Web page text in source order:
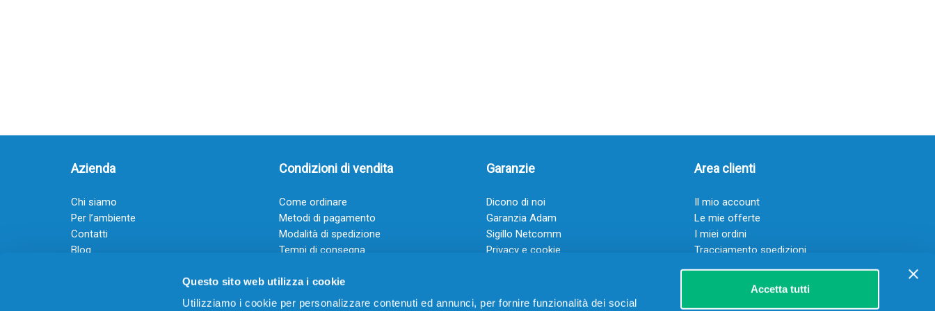
Questo sito web utilizza i cookie
Utilizziamo i cookie per personalizzare contenuti ed annunci, per fornire funzionalità dei social
Accetta tutti
Azienda
Chi siamo
Per l’ambiente
Contatti
Blog
Guadagna con il Dropship
Condizioni di vendita
Come ordinare
Metodi di pagamento
Modalità di spedizione
Tempi di consegna
Garanzie
Dicono di noi
Garanzia Adam
Sigillo Netcomm
Privacy e cookie
Area clienti
Il mio account
Le mie offerte
I miei ordini
Tracciamento spedizioni
Resi
Servizio clienti